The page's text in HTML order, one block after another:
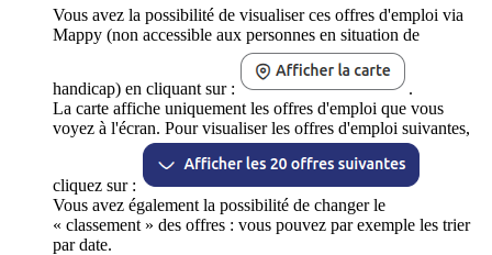
Vous avez la possibilité de visualiser ces offres d'emploi via
Mappy (non accessible aux personnes en situation de
handicap) en cliquant sur :
.
La carte affiche uniquement les offres d'emploi que vous
voyez à l'écran. Pour visualiser les offres d'emploi suivantes,
cliquez sur :
Vous avez également la possibilité de changer le
« classement » des offres : vous pouvez par exemple les trier
par date.